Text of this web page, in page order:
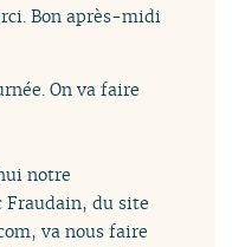
Bon après-midi
On va faire
notre
Fraudain, du site
va nous faire